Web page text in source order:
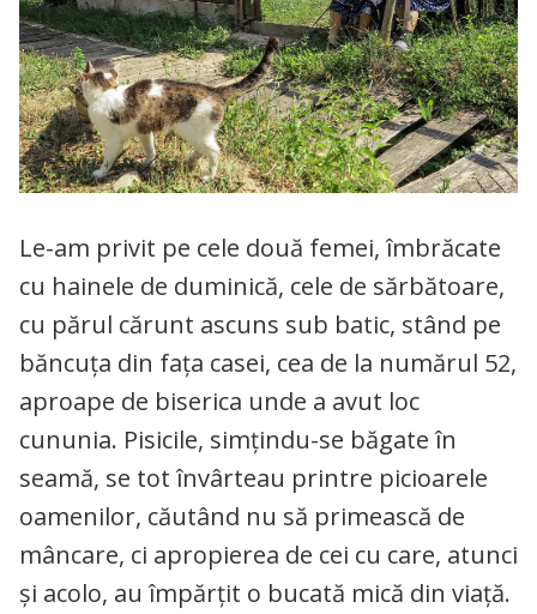
Le-am privit pe cele două femei, îmbrăcate
cu hainele de duminică, cele de sărbătoare,
cu părul cărunt ascuns sub batic, stând pe
băncuța din fața casei, cea de la numărul 52,
aproape de biserica unde a avut loc
cununia. Pisicile, simțindu-se băgate în
seamă, se tot învârteau printre picioarele
oamenilor, căutând nu să primească de
mâncare, ci apropierea de cei cu care, atunci
și acolo, au împărțit o bucată mică din viață.